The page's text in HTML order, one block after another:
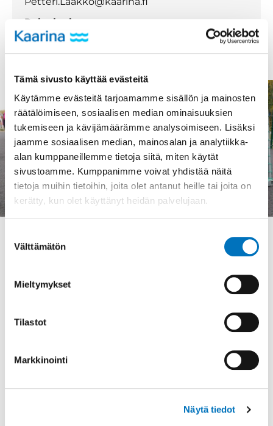
Tämä sivusto käyttää evästeitä
Käytämme evästeitä tarjoamamme sisällön ja mainosten
räätälöimiseen, sosiaalisen median ominaisuuksien
tukemiseen ja kävijämäärämme analysoimiseen. Lisäksi
jaamme sosiaalisen median, mainosalan ja analytiikka-
alan kumppaneillemme tietoja siitä, miten käytät
sivustoamme. Kumppanimme voivat yhdistää näitä
tietoja muihin tietoihin, joita olet antanut heille tai joita on
kerätty, kun olet käyttänyt heidän palvelujaan.
valinta
Välttämätön
Mieltymykset
Tilastot
Markkinointi
Näytä tiedot
Palvelualue
Tekniset palvelut
Jaa